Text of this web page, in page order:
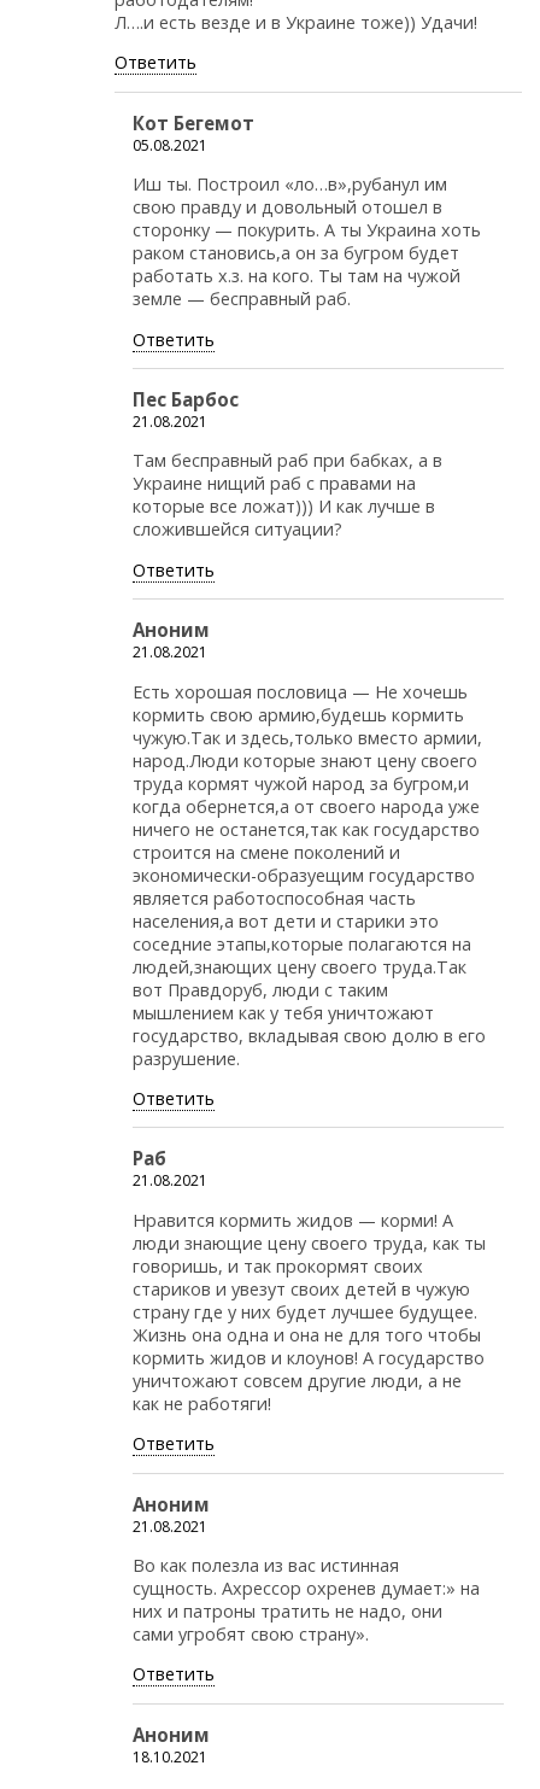
Л….и есть везде и в Украине тоже)) Удачи!
Ответить
Кот Бегемот
05.08.2021
Иш ты. Построил «ло…в»,рубанул им
свою правду и довольный отошел в
сторонку — покурить. А ты Украина хоть
раком становись,а он за бугром будет
работать х.з. на кого. Ты там на чужой
земле — бесправный раб.
Ответить
Пес Барбос
21.08.2021
Там бесправный раб при бабках, а в
Украине нищий раб с правами на
которые все ложат))) И как лучше в
сложившейся ситуации?
Ответить
Аноним
21.08.2021
Есть хорошая пословица — Не хочешь
кормить свою армию,будешь кормить
чужую.Так и здесь,только вместо армии,
народ.Люди которые знают цену своего
труда кормят чужой народ за бугром,и
когда обернется,а от своего народа уже
ничего не останется,так как государство
строится на смене поколений и
экономически-образуещим государство
является работоспособная часть
населения,а вот дети и старики это
соседние этапы,которые полагаются на
людей,знающих цену своего труда.Так
вот Правдоруб, люди с таким
мышлением как у тебя уничтожают
государство, вкладывая свою долю в его
разрушение.
Ответить
Раб
21.08.2021
Нравится кормить жидов — корми! А
люди знающие цену своего труда, как ты
говоришь, и так прокормят своих
стариков и увезут своих детей в чужую
страну где у них будет лучшее будущее.
Жизнь она одна и она не для того чтобы
кормить жидов и клоунов! А государство
уничтожают совсем другие люди, а не
как не работяги!
Ответить
Аноним
21.08.2021
Во как полезла из вас истинная
сущность. Ахрессор охренев думает:» на
них и патроны тратить не надо, они
сами угробят свою страну».
Ответить
Аноним
18.10.2021